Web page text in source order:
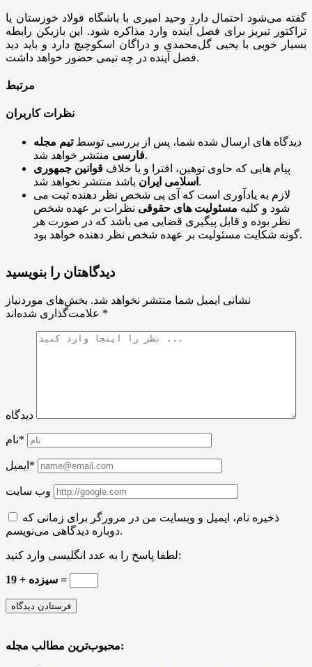
گفته می‌شود احتمال دارد وحید امیری با باشگاه فولاد خوزستان یا
تراکتور تبریز برای فصل آینده وارد مذاکره شود. این بازیکن رابطه
بسیار خوبی با یحیی گل‌محمدی و دراگان اسکوچیچ دارد و باید دید
فصل آینده در چه تیمی حضور خواهد داشت.
مرتبط
نظرات کاربران
دیدگاه های ارسال شده شما، پس از بررسی توسطتیم مجله
فارسیمنتشر خواهد شد.
پیام هایی که حاوی توهین، افترا و یا خلاف قوانین جمهوری
اسلامی ایران باشد منتشر نخواهد شد.
لازم به یادآوری است که آی پی شخص نظر دهنده ثبت می
شود و کلیه مسئولیت های حقوقی نظرات بر عهده شخص
نظر بوده و قابل پیگیری قضایی می باشد که در صورت هر
گونه شکایت مسئولیت بر عهده شخص نظر دهنده خواهد بود.
دیدگاهتان را بنویسید
نشانی ایمیل شما منتشر نخواهد شد. بخش‌های موردنیاز
*
دیدگاه
نام*
ایمیل*
وب سایت
ذخیره نام، ایمیل و وبسایت من در مرورگر برای زمانی که
دوباره دیدگاهی می‌نویسم.
لطفا پاسخ را به عدد انگلیسی وارد کنید:
سیزده + 19 =
محبوب‌ترین مطالب مجله: